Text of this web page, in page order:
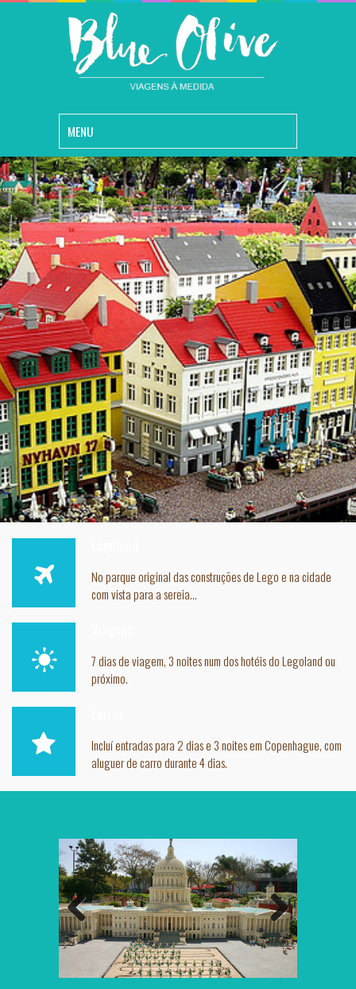
No parque original das construções de Lego e na cidade
com vista para a sereia...
7 dias de viagem, 3 noites num dos hotéis do Legoland ou
próximo.
Incluí entradas para 2 dias e 3 noites em Copenhague, com
aluguer de carro durante 4 dias.
Previous Next